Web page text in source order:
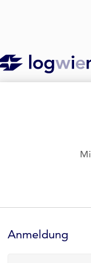
Formular
Anmeldung